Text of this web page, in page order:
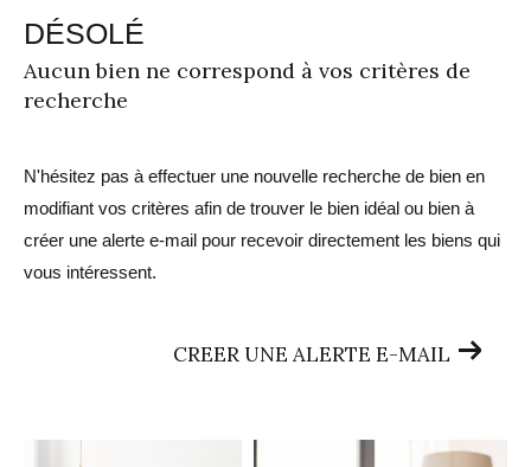
DÉSOLÉ
Aucun bien ne correspond à vos critères de
recherche
N'hésitez pas à effectuer une nouvelle recherche de bien en
modifiant vos critères afin de trouver le bien idéal ou bien à
créer une alerte e-mail pour recevoir directement les biens qui
vous intéressent.
CREER UNE ALERTE E-MAIL